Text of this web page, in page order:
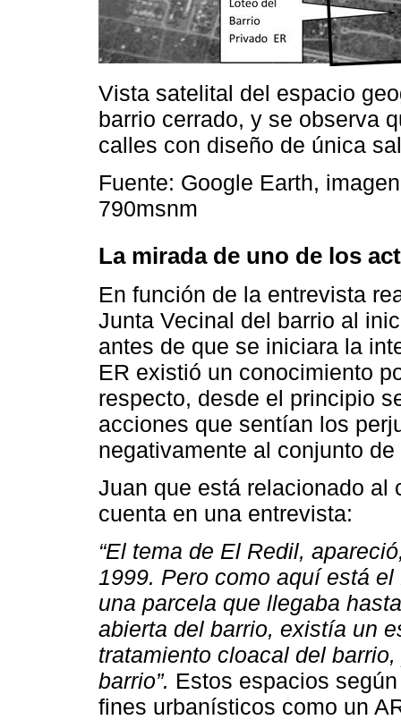
Vista satelital del espacio
barrio cerrado, y se observa
calles con diseño de única
Fuente: Google Earth,
790msnm
La mirada de uno de los
En función de la entrevista
Junta Vecinal del barrio al
antes de que se iniciara la
ER existió un conocimiento
respecto, desde el principio
acciones que sentían los
negativamente al conjunto
Juan que está relacionado al
cuenta en una entrevista:
“El tema de El Redil,
1999. Pero como aquí está
una parcela que llegaba
abierta del barrio, existía un
tratamiento cloacal del
barrio”. Estos espacios
fines urbanísticos como un